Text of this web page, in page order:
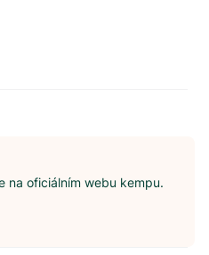
na oficiálním webu kempu.